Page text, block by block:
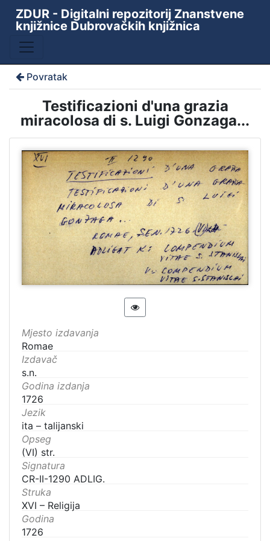
ZDUR - Digitalni repozitorij Znanstvene
knjižnice Dubrovačkih knjižnica
Povratak
Testificazioni d'una grazia
miracolosa di s. Luigi Gonzaga...
Mjesto izdavanja
Romae
Izdavač
s.n.
Godina izdanja
1726
Jezik
ita – talijanski
Opseg
(VI) str.
Signatura
CR-II-1290 ADLIG.
Struka
XVI – Religija
Godina
1726